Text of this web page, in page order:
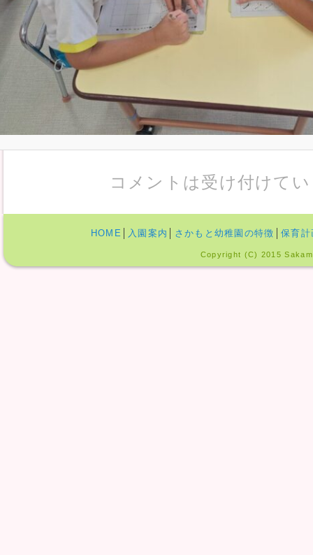
コメントは受け付けて
HOME 入園案内 さかもと幼稚園の特徴 保育計
Copyright (C) 2015